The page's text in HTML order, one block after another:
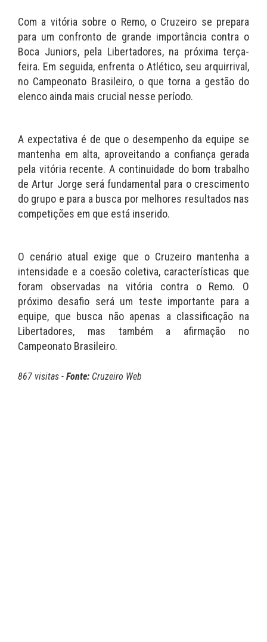
Com a vitória sobre o Remo, o Cruzeiro se prepara
para um confronto de grande importância contra o
Boca Juniors, pela Libertadores, na próxima terça-
feira. Em seguida, enfrenta o Atlético, seu arquirrival,
no Campeonato Brasileiro, o que torna a gestão do
elenco ainda mais crucial nesse período.
A expectativa é de que o desempenho da equipe se
mantenha em alta, aproveitando a confiança gerada
pela vitória recente. A continuidade do bom trabalho
de Artur Jorge será fundamental para o crescimento
do grupo e para a busca por melhores resultados nas
competições em que está inserido.
O cenário atual exige que o Cruzeiro mantenha a
intensidade e a coesão coletiva, características que
foram observadas na vitória contra o Remo. O
próximo desafio será um teste importante para a
equipe, que busca não apenas a classificação na
Libertadores, mas também a afirmação no
Campeonato Brasileiro.
867 visitas - Fonte: Cruzeiro Web